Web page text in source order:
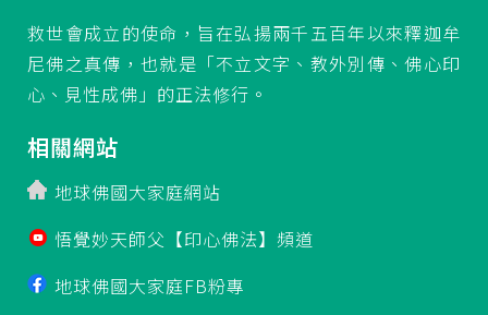
救世會成立的使命，旨在弘揚兩千五百年以來釋迦牟
尼佛之真傳，也就是「不立文字、教外別傳、佛心印
心、見性成佛」的正法修行。
相關網站
地球佛國大家庭網站
悟覺妙天師父【印心佛法】頻道
地球佛國大家庭FB粉專